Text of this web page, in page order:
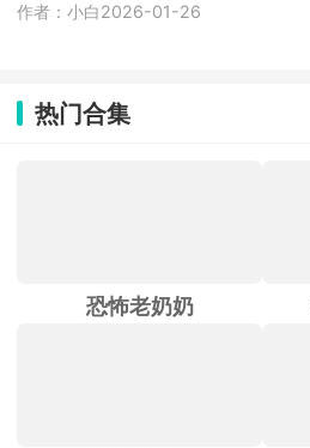
作者：小白2026-01-26
热门合集
恐怖老奶奶